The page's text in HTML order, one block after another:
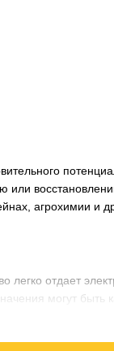
или
агрохимии и
легко отдает
могут быть
баланс